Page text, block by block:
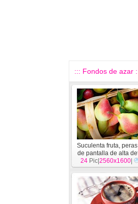
::: Fondos de azar
Suculenta fruta,
de pantalla de alta
en primer plano [
24 Pic|2560x1600